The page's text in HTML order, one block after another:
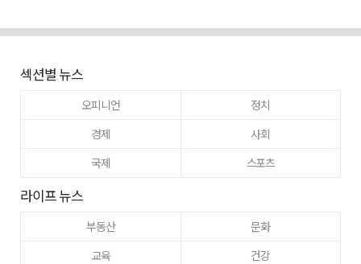
섹션별 뉴스
오피니언
정치
경제
사회
국제
스포츠
라이프 뉴스
부동산
문화
교육
건강